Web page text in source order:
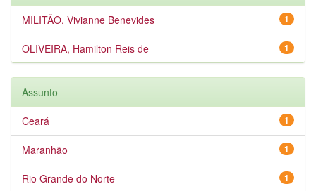
1
MILITÃO, Vivianne Benevides
1
OLIVEIRA, Hamilton Reis de
Assunto
1
Ceará
1
Maranhão
1
Rio Grande do Norte